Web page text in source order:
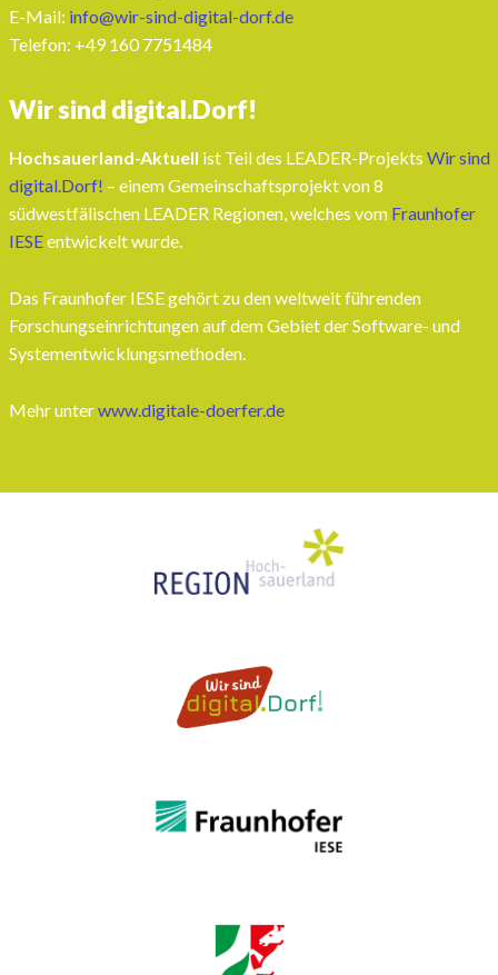
E-Mail: info@wir-sind-digital-dorf.de
Telefon: ‭+49 160 7751484‬
Wir sind digital.Dorf!
Hochsauerland-Aktuell ist Teil des LEADER-Projekts Wir sind
digital.Dorf! – einem Gemeinschaftsprojekt von 8
südwestfälischen LEADER Regionen, welches vom Fraunhofer
IESEentwickelt wurde.
Das Fraunhofer IESE gehört zu den weltweit führenden
Forschungseinrichtungen auf dem Gebiet der Software- und
Systementwicklungsmethoden.
Mehr unterwww.digitale-doerfer.de